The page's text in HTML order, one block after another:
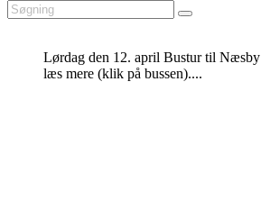
Lørdag den 12. april Bustur til Næsby
læs mere (klik på bussen)....